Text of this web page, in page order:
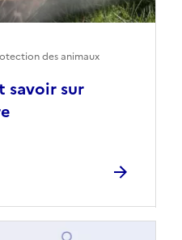
savoir sur
des animaux